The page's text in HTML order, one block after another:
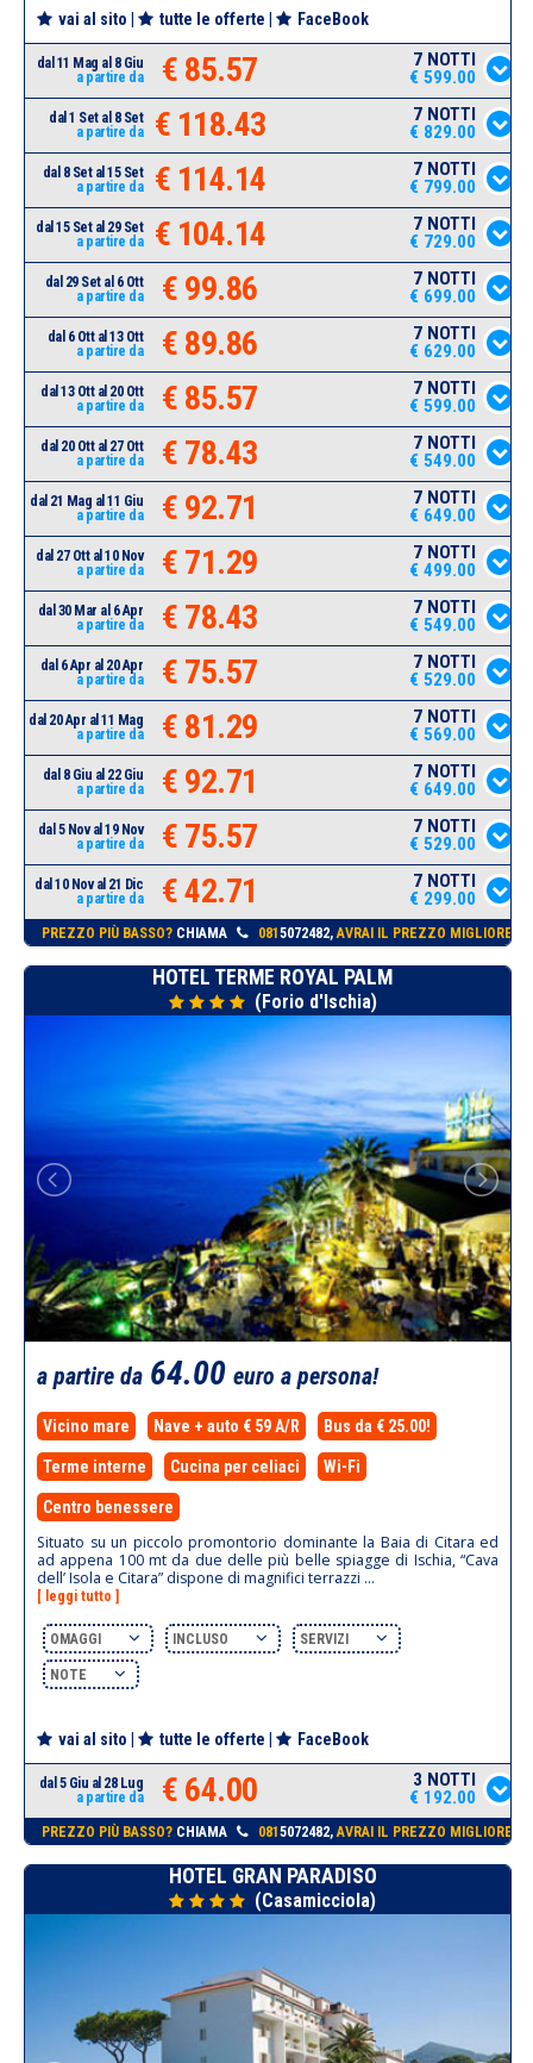
vai al sito tutte le offerte FaceBook
dal 11 Mag al 8 Giu
a partire da
€ 85.57
7 NOTTI
€ 599.00
dal 1 Set al 8 Set
a partire da
€ 118.43
7 NOTTI
€ 829.00
dal 8 Set al 15 Set
a partire da
€ 114.14
7 NOTTI
€ 799.00
dal 15 Set al 29 Set
a partire da
€ 104.14
7 NOTTI
€ 729.00
dal 29 Set al 6 Ott
a partire da
€ 99.86
7 NOTTI
€ 699.00
dal 6 Ott al 13 Ott
a partire da
€ 89.86
7 NOTTI
€ 629.00
dal 13 Ott al 20 Ott
a partire da
€ 85.57
7 NOTTI
€ 599.00
dal 20 Ott al 27 Ott
a partire da
€ 78.43
7 NOTTI
€ 549.00
dal 21 Mag al 11 Giu
a partire da
€ 92.71
7 NOTTI
€ 649.00
dal 27 Ott al 10 Nov
a partire da
€ 71.29
7 NOTTI
€ 499.00
dal 30 Mar al 6 Apr
a partire da
€ 78.43
7 NOTTI
€ 549.00
dal 6 Apr al 20 Apr
a partire da
€ 75.57
7 NOTTI
€ 529.00
dal 20 Apr al 11 Mag
a partire da
€ 81.29
7 NOTTI
€ 569.00
dal 8 Giu al 22 Giu
a partire da
€ 92.71
7 NOTTI
€ 649.00
dal 5 Nov al 19 Nov
a partire da
€ 75.57
7 NOTTI
€ 529.00
dal 10 Nov al 21 Dic
a partire da
€ 42.71
7 NOTTI
€ 299.00
PREZZO PIÙ BASSO?CHIAMA 0815072482, AVRAI IL PREZZO MIGLIORE!
HOTEL TERME ROYAL PALM
(Forio d'Ischia)
a partire da 64.00 euro a persona!
Vicino mare Nave + auto € 59 A/R Bus da € 25.00!
Terme interne Cucina per celiaci Wi-Fi
Centro benessere
Situato su un piccolo promontorio dominante la Baia di Citara ed
ad appena 100 mt da due delle più belle spiagge di Ischia, “Cava
dell’ Isola e Citara” dispone di magnifici terrazzi ...
[ leggi tutto ]
OMAGGI INCLUSO SERVIZI
NOTE
vai al sito tutte le offerte FaceBook
dal 5 Giu al 28 Lug
a partire da
€ 64.00
3 NOTTI
€ 192.00
PREZZO PIÙ BASSO?CHIAMA 081 5072482,AVRAI IL PREZZO MIGLIORE!
HOTEL GRAN PARADISO
(Casamicciola)